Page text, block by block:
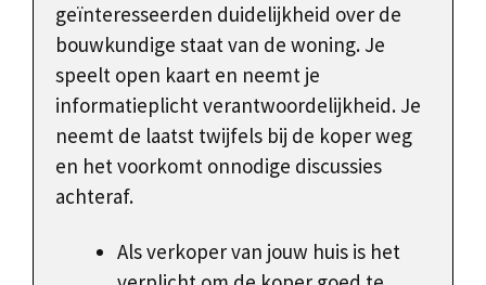
geïnteresseerden duidelijkheid over de
bouwkundige staat van de woning. Je
speelt open kaart en neemt je
informatieplicht verantwoordelijkheid. Je
neemt de laatst twijfels bij de koper weg
en het voorkomt onnodige discussies
achteraf.
Als verkoper van jouw huis is het